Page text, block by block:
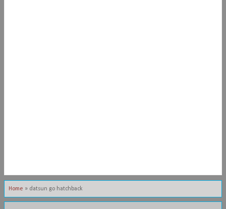
Home » datsun go hatchback